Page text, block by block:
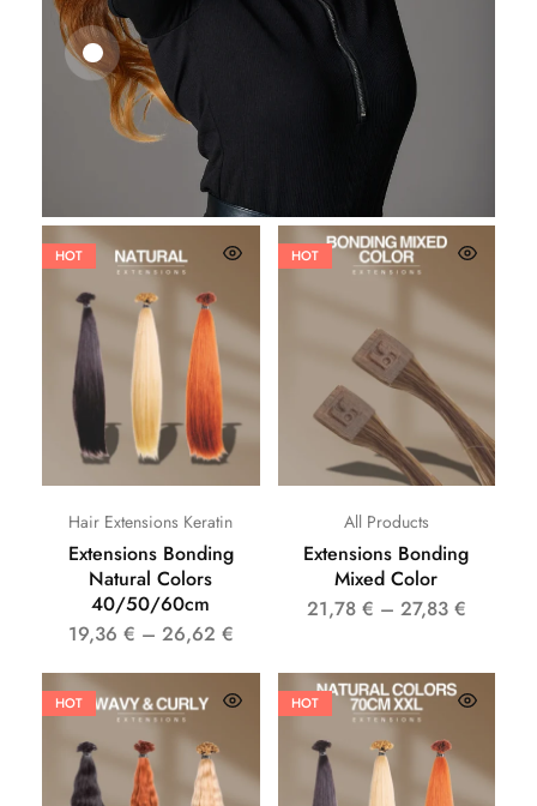
HOT
Hair Extensions Keratin
Extensions Bonding
Natural Colors
40/50/60cm
19,36 € – 26,62 €
HOT
All Products
Extensions Bonding
Mixed Color
21,78 € – 27,83 €
HOT HOT